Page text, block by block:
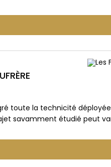
toute la technicité
savamment étudié peut